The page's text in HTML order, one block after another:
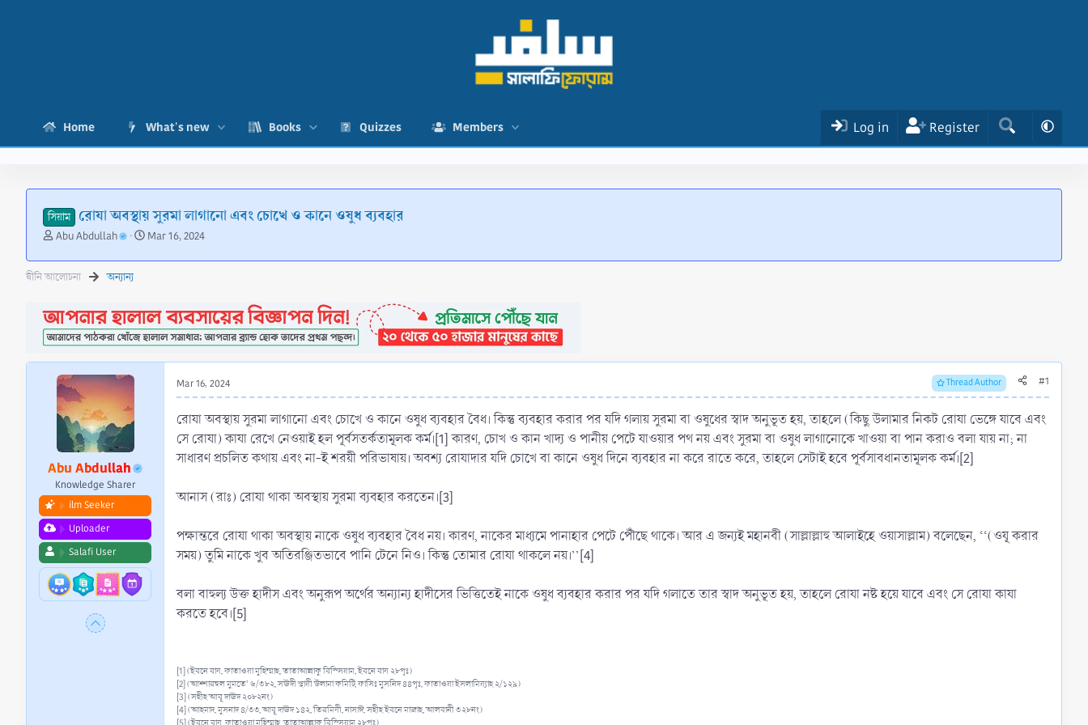
Home What's new Books Quizzes Members Log in Register
সিয়াম রোযা অবস্থায় সুরমা লাগানো এবং চোখে ও কানে ওষুধ ব্যবহার
T
r
e
d
s
t
a
r
t
r
Abu Abdullah
S
a
d
a
t
e
Mar 16, 2024
দ্বীনি আলোচনা অন্যান্য
Abu Abdullah
Knowledge Sharer
ilm Seeker
Uploader
Salafi User
Mar 16, 2024 Thread Author #1
রোযা অবস্থায় সুরমা লাগানো এবং চোখে ও কানে ওষুধ ব্যবহার বৈধ। কিন্তু ব্যবহার করার পর যদি গলায় সুরমা বা ওষুধের স্বাদ অনুভূত হয়, তাহলে (কিছু উলামার নিকট রোযা ভেঙ্গে যাবে এবং
সে রোযা) কাযা রেখে নেওয়াই হল পূর্বসতর্কতামূলক কর্ম।[1] কারণ, চোখ ও কান খাদ্য ও পানীয় পেটে যাওয়ার পথ নয় এবং সুরমা বা ওষুধ লাগানোকে খাওয়া বা পান করাও বলা যায় না; না
সাধারণ প্রচলিত কথায় এবং না-ই শরয়ী পরিভাষায়। অবশ্য রোযাদার যদি চোখে বা কানে ওষুধ দিনে ব্যবহার না করে রাতে করে, তাহলে সেটাই হবে পূর্বসাবধানতামূলক কর্ম।[2]
আনাস (রাঃ) রোযা থাকা অবস্থায় সুরমা ব্যবহার করতেন।[3]
পক্ষান্তরে রোযা থাকা অবস্থায় নাকে ওষুধ ব্যবহার বৈধ নয়। কারণ, নাকের মাধ্যমে পানাহার পেটে পৌঁছে থাকে। আর এ জন্যই মহানবী (সাল্লাল্লাহু আলাইহে ওয়াসাল্লাম) বলেছেন, ‘‘(ওযূ করার
সময়) তুমি নাকে খুব অতিরঞ্জিতভাবে পানি টেনে নিও। কিন্তু তোমার রোযা থাকলে নয়।’’[4]
বলা বাহুল্য উক্ত হাদীস এবং অনুরূপ অর্থের অন্যান্য হাদীসের ভিত্তিতেই নাকে ওষুধ ব্যবহার করার পর যদি গলাতে তার স্বাদ অনুভূত হয়, তাহলে রোযা নষ্ট হয়ে যাবে এবং সে রোযা কাযা
করতে হবে।[5]
[1] (ইবনে বায, ফাতাওয়া মুহিম্মাহ, তাতাআল্লাকু বিস্সিয়াম, ইবনে বায ২৮পৃঃ)
[2] (আশ্শারহুল মুমতে’ ৬/৩৮২, সঊদী স্থায়ী উলামা কমিটি, ফাসিঃ মুসনিদ ৪৪পৃঃ, ফাতাওয়া ইসলামিয়্যাহ ২/১২৯)
[3] (সহীহ আবূ দাঊদ ২০৮২নং)
[4] (আহমাদ, মুসনাদ ৪/৩৩, আবূ দাঊদ ১৪২, তিরমিযী, নাসাঈ, সহীহ ইবনে মাজাহ, আলবানী ৩২৮নং)